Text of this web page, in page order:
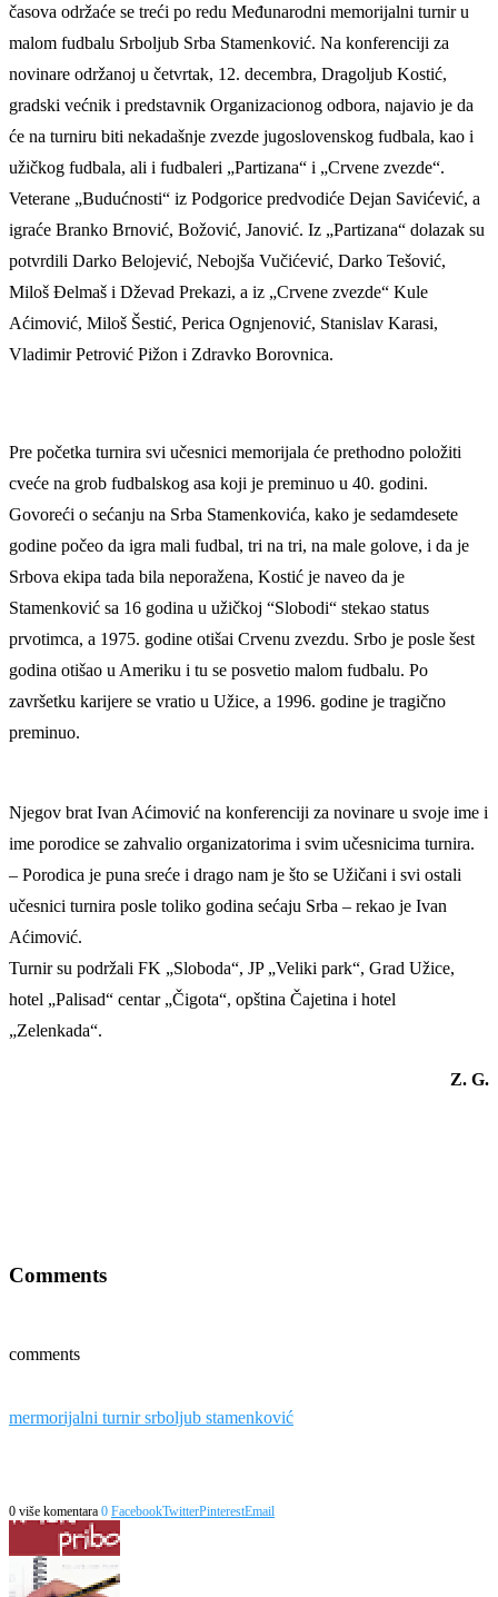
časova održaće se treći po redu Međunarodni memorijalni turnir u
malom fudbalu Srboljub Srba Stamenković. Na konferenciji za
novinare održanoj u četvrtak, 12. decembra, Dragoljub Kostić,
gradski većnik i predstavnik Organizacionog odbora, najavio je da
će na turniru biti nekadašnje zvezde jugoslovenskog fudbala, kao i
užičkog fudbala, ali i fudbaleri „Partizana“ i „Crvene zvezde“.
Veterane „Budućnosti“ iz Podgorice predvodiće Dejan Savićević, a
igraće Branko Brnović, Božović, Janović. Iz „Partizana“ dolazak su
potvrdili Darko Belojević, Nebojša Vučićević, Darko Tešović,
Miloš Đelmaš i Dževad Prekazi, a iz „Crvene zvezde“ Kule
Aćimović, Miloš Šestić, Perica Ognjenović, Stanislav Karasi,
Vladimir Petrović Pižon i Zdravko Borovnica.
Pre početka turnira svi učesnici memorijala će prethodno položiti
cveće na grob fudbalskog asa koji je preminuo u 40. godini.
Govoreći o sećanju na Srba Stamenkovića, kako je sedamdesete
godine počeo da igra mali fudbal, tri na tri, na male golove, i da je
Srbova ekipa tada bila neporažena, Kostić je naveo da je
Stamenković sa 16 godina u užičkoj “Slobodi“ stekao status
prvotimca, a 1975. godine otišai Crvenu zvezdu. Srbo je posle šest
godina otišao u Ameriku i tu se posvetio malom fudbalu. Po
završetku karijere se vratio u Užice, a 1996. godine je tragično
preminuo.
Njegov brat Ivan Aćimović na konferenciji za novinare u svoje ime i
ime porodice se zahvalio organizatorima i svim učesnicima turnira.
– Porodica je puna sreće i drago nam je što se Užičani i svi ostali
učesnici turnira posle toliko godina sećaju Srba – rekao je Ivan
Aćimović.
Turnir su podržali FK „Sloboda“, JP „Veliki park“, Grad Užice,
hotel „Palisad“ centar „Čigota“, opština Čajetina i hotel
„Zelenkada“.
Z. G.
Comments
comments
mermorijalni turnir srboljub stamenković
0 više komentara 0 FacebookTwitterPinterestEmail